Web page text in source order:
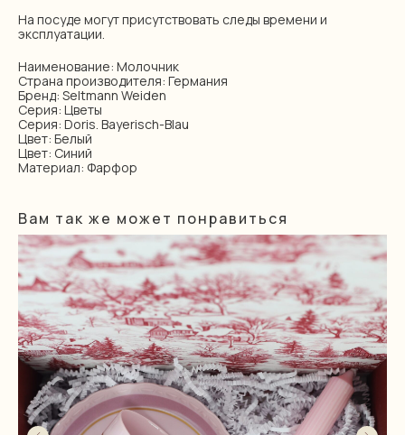
На посуде могут присутствовать следы времени и
эксплуатации.
Наименование: Молочник
Страна производителя: Германия
Бренд: Seltmann Weiden
Серия: Цветы
Серия: Doris. Bayerisch-Blau
Цвет: Белый
Цвет: Синий
Материал: Фарфор
Вам так же может понравиться